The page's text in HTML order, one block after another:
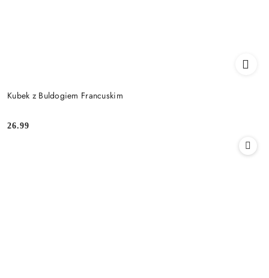
Kubek z Buldogiem Francuskim
Cena:
26.99